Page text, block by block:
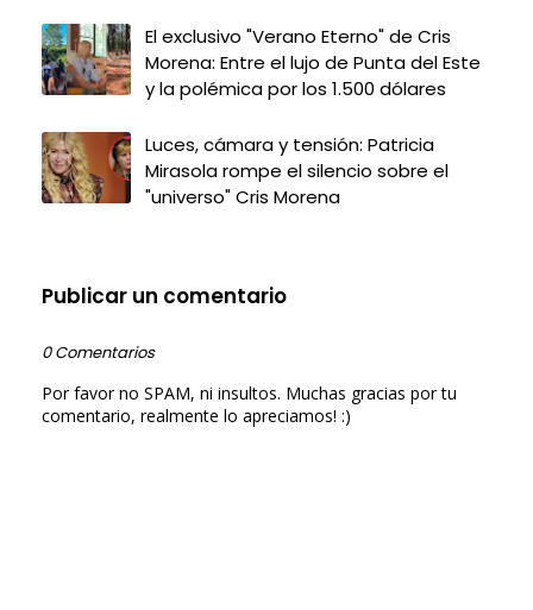
El exclusivo "Verano Eterno" de Cris
Morena: Entre el lujo de Punta del Este
y la polémica por los 1.500 dólares
Luces, cámara y tensión: Patricia
Mirasola rompe el silencio sobre el
"universo" Cris Morena
Publicar un comentario
0 Comentarios
Por favor no SPAM, ni insultos. Muchas gracias por tu
comentario, realmente lo apreciamos! :)